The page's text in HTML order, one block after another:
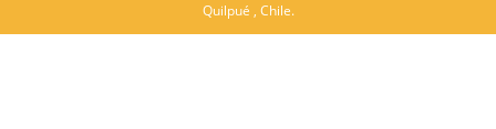
Quilpué , Chile.